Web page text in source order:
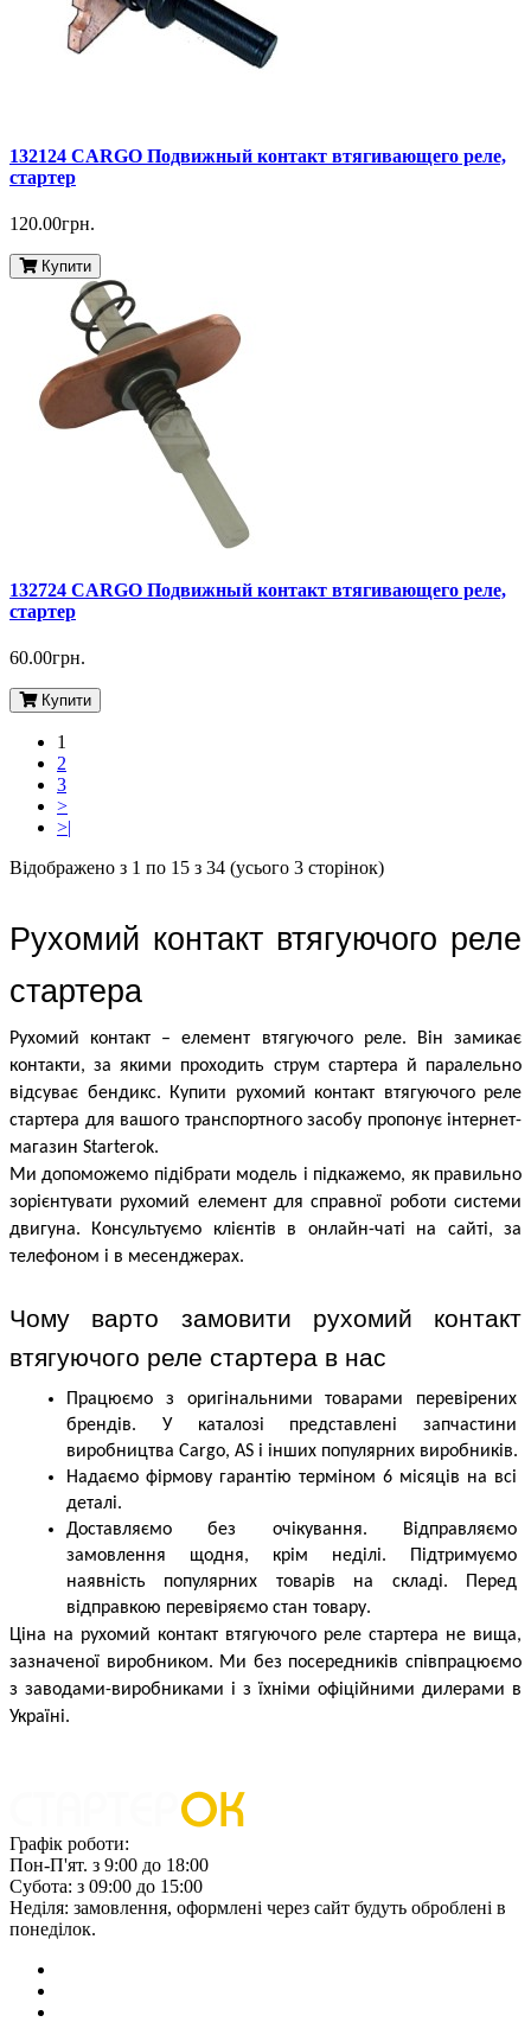
132124 CARGO Подвижный контакт втягивающего реле,
стартер
120.00грн.
Купити
132724 CARGO Подвижный контакт втягивающего реле,
стартер
60.00грн.
Купити
1
2
3
>
>|
Відображено з 1 по 15 з 34 (усього 3 сторінок)
Рухомий контакт втягуючого реле
стартера
Рухомий контакт – елемент втягуючого реле. Він замикає
контакти, за якими проходить струм стартера й паралельно
відсуває бендикс. Купити рухомий контакт втягуючого реле
стартера для вашого транспортного засобу пропонує інтернет-
магазин Starterok.
Ми допоможемо підібрати модель і підкажемо, як правильно
зорієнтувати рухомий елемент для справної роботи системи
двигуна. Консультуємо клієнтів в онлайн-чаті на сайті, за
телефоном і в месенджерах.
Чому варто замовити рухомий контакт
втягуючого реле стартера в нас
Працюємо з оригінальними товарами перевірених
брендів. У каталозі представлені запчастини
виробництва Cargo, AS і інших популярних виробників.
Надаємо фірмову гарантію терміном 6 місяців на всі
деталі.
Доставляємо без очікування. Відправляємо
замовлення щодня, крім неділі. Підтримуємо
наявність популярних товарів на складі. Перед
відправкою перевіряємо стан товару.
Ціна на рухомий контакт втягуючого реле стартера не вища,
зазначеної виробником. Ми без посередників співпрацюємо
з заводами-виробниками і з їхніми офіційними дилерами в
Україні.
Графік роботи:
Пон-П'ят. з 9:00 до 18:00
Субота: з 09:00 до 15:00
Неділя: замовлення, оформлені через сайт будуть оброблені в
понеділок.